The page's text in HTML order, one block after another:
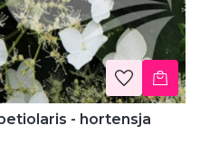
- hortensja